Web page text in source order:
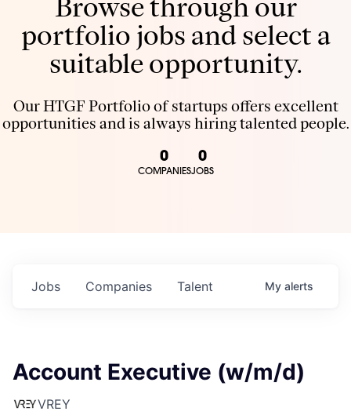
Browse through our
portfolio jobs and select a
suitable opportunity.
Our HTGF Portfolio of startups offers excellent
opportunities and is always hiring talented people.
0
COMPANIES
0
JOBS
Jobs Companies Talent My alerts
Account Executive (w/m/d)
VREY